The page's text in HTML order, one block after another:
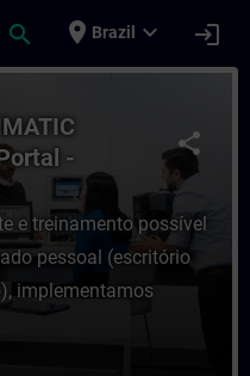
search place Brazil expand_more login
line: SIMATIC
share
-
e treinamento possível
pessoal (escritório
implementamos